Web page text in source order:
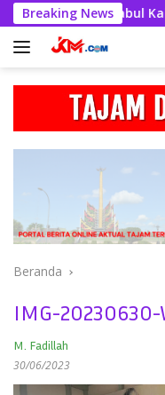
Langsung
ke
konten
Breaking News
Kapolres Askhabul
Beranda
IMG-
M. Fadillah
30/06/2023